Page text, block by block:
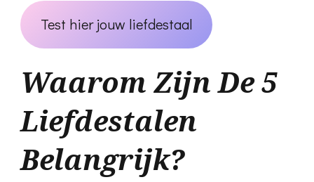
Test hier jouw liefdestaal
Waarom Zijn De 5
Liefdestalen
Belangrijk?